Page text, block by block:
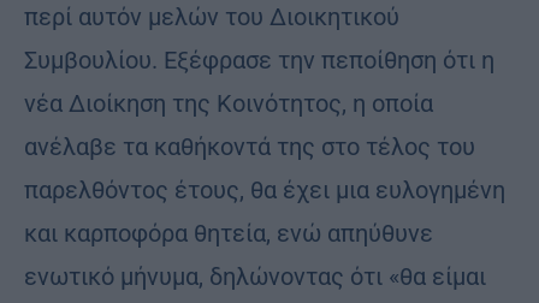
περί αυτόν μελών του Διοικητικού
Συμβουλίου. Εξέφρασε την πεποίθηση ότι η
νέα Διοίκηση της Κοινότητος, η οποία
ανέλαβε τα καθήκοντά της στο τέλος του
παρελθόντος έτους, θα έχει μια ευλογημένη
και καρποφόρα θητεία, ενώ απηύθυνε
ενωτικό μήνυμα, δηλώνοντας ότι «θα είμαι